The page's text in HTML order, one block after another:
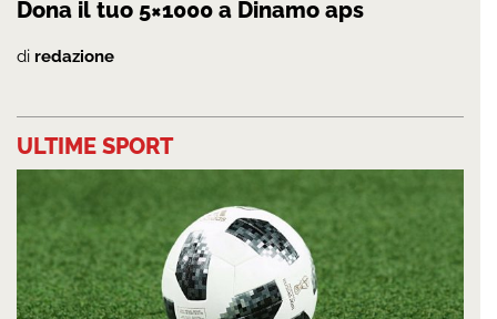
Dona il tuo 5×1000 a Dinamo aps
di redazione
ULTIME SPORT